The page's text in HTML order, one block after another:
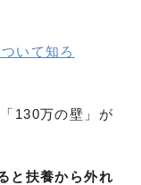
いて知ろ
130万の壁」が
と扶養から外れ